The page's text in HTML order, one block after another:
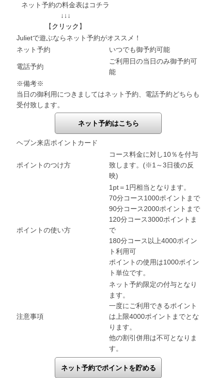
ネット予約の料金表はコチラ
↓↓↓
【クリック 】
Julietで遊ぶならネット予約がオススメ！
ネット予約
いつでも御予約可能
電話予約
ご利用日の当日のみ御予約可
能
※備考※
当日の御利用につきましてはネット予約、電話予約どちらも
受付致します。
ネット予約はこちら
ヘブン来店ポイントカード
ポイントのつけ方
コース料金に対し10％を付与
致します。(※1～3日後の反
映)
ポイントの使い方
1pt＝1円相当となります。
70分コース1000ポイントまで
90分コース2000ポイントまで
120分コース3000ポイントま
で
180分コース以上4000ポイン
ト利用可
ポイントの使用は1000ポイン
ト単位です。
注意事項
ネット予約限定の付与となり
ます。
一度にご利用できるポイント
は上限4000ポイントまでとな
ります。
他の割引併用は不可となりま
す。
ネット予約でポイントを貯める